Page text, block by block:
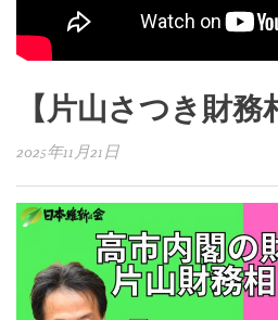
【片山さつき財務
2025年11月21日